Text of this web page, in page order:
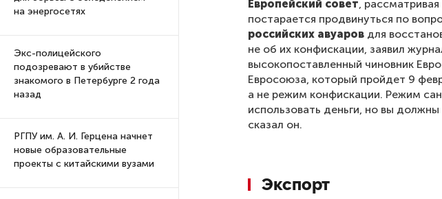
на энергосетях
Экс-полицейского
подозревают в убийстве
знакомого в Петербурге 2 года
назад
РГПУ им. А. И. Герцена начнет
новые образовательные
проекты с китайскими вузами
Европейский совет,
постарается продвинуться по
российских авуаров для
не об их конфискации, заявил
высокопоставленный чиновник
Евросоюза, который пройдет 9
а не режим конфискации. Режим
использовать деньги, но вы
сказал он.
Экспорт